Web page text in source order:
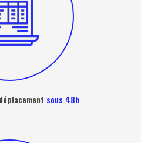
sous 48h